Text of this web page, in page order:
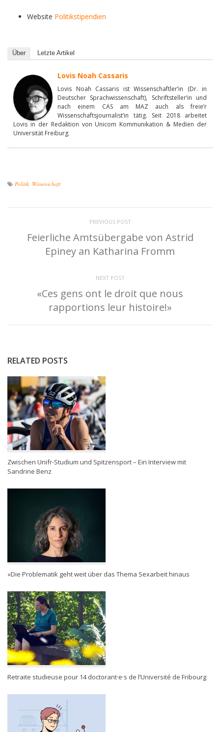
Website Politikstipendien
Über Letzte Artikel
Lovis Noah Cassaris
Lovis Noah Cassaris ist Wissenschaftler’in (Dr. in
Deutscher Sprachwissenschaft), Schriftsteller’in und
nach einem CAS am MAZ auch als freie’r
Wissenschaftsjournalist’in tätig. Seit 2018 arbeitet
Lovis in der Redaktion von Unicom Kommunikation & Medien der
Universität Freiburg.
Politik, Wissenschaft
PREVIOUS POST
Feierliche Amtsübergabe von Astrid
Epiney an Katharina Fromm
NEXT POST
«Ces gens ont le droit que nous
rapportions leur histoire!»
RELATED POSTS
Zwischen Unifr-Studium und Spitzensport – Ein Interview mit
Sandrine Benz
«Die Problematik geht weit über das Thema Sexarbeit hinaus
Retraite studieuse pour 14 doctorant·e·s de l’Université de Fribourg